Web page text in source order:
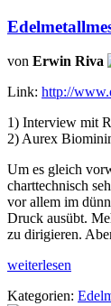
von Erwin Riva
Link: http://
1) Interview mit
2) Aurex
Um es gleich
charttechnisch
vor allem im
Druck ausübt.
zu dirigieren.
weiterlesen
Kategorien: